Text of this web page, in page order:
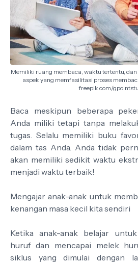
Memiliki ruang membaca, waktu tertentu,
aspek yang memfasilitasi proses
freepik.com/
Baca meskipun beberapa
Anda miliki tetapi tanpa
tugas. Selalu memiliki buku
dalam tas Anda. Anda tidak
akan memiliki sedikit waktu
menjadi waktu terbaik!
Mengajar anak-anak untuk
kenangan masa kecil kita sendiri
Ketika anak-anak belajar
huruf dan mencapai melek
siklus yang dimulai dengan